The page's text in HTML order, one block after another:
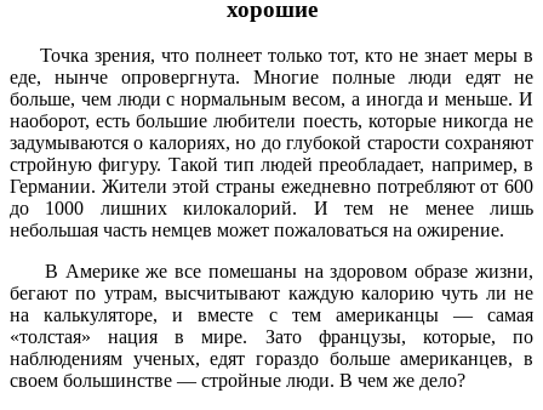
хорошие
Точка зрения, что полнеет только тот, кто не знает меры в
еде, нынче опровергнута. Многие полные люди едят не
больше, чем люди с нормальным весом, а иногда и мень­ше. И
наоборот, есть большие любители поесть, которые никогда не
задумываются о калориях, но до глубокой старости сохраня­ют
стройную фигуру. Такой тип людей преобладает, например, в
Германии. Жители этой страны ежедневно потребляют от 600
до 1000 лишних килокалорий. И тем не ме­нее лишь
небольшая часть немцев может пожаловаться на ожирение.
В Америке же все помешаны на здоровом образе жизни,
бегают по утрам, высчиты­вают каждую калорию чуть ли не
на кальку­ляторе, и вместе с тем американцы — самая
«толстая» нация в мире. Зато французы, ко­торые, по
наблюдениям ученых, едят гораз­до больше американцев, в
своем большинстве — стройные люди. В чем же дело?